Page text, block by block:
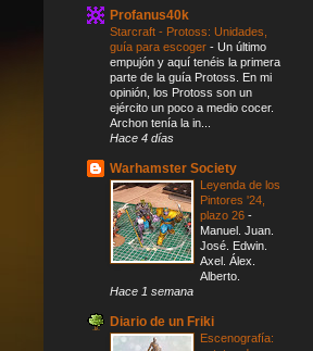
Profanus40k
Starcraft - Protoss: Unidades,
guía para escoger - Un último
empujón y aquí tenéis la primera
parte de la guía Protoss. En mi
opinión, los Protoss son un
ejército un poco a medio cocer.
Archon tenía la in...
Hace 4 días
Warhamster Society
Leyenda de los
Pintores '24,
plazo 26 -
Manuel. Juan.
José. Edwin.
Axel. Álex.
Alberto.
Hace 1 semana
Diario de un Friki
Escenografía: